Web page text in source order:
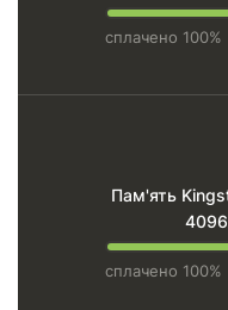
сплачено 100%
Пам'ять
сплачено 100%